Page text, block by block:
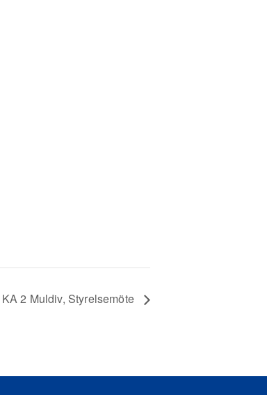
KA 2 Muldiv, Styrelsemöte